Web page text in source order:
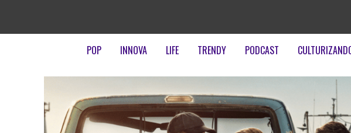
POP INNOVA LIFE TRENDY PODCAST